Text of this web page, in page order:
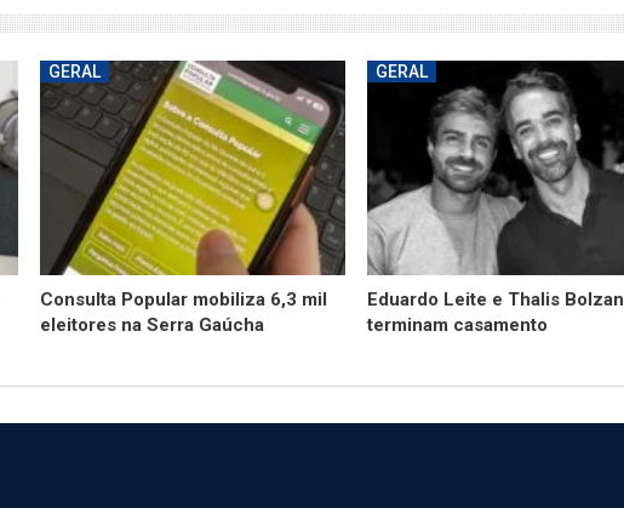
GERAL
Consulta Popular mobiliza 6,3 mil
eleitores na Serra Gaúcha
GERAL
Eduardo Leite e Thalis Bolzan
terminam casamento